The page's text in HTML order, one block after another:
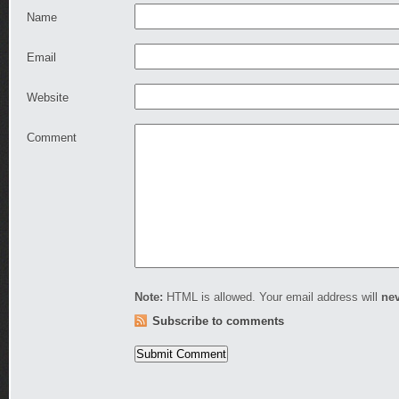
Name
Email
Website
Comment
Note: HTML is allowed. Your email address will
Subscribe to comments